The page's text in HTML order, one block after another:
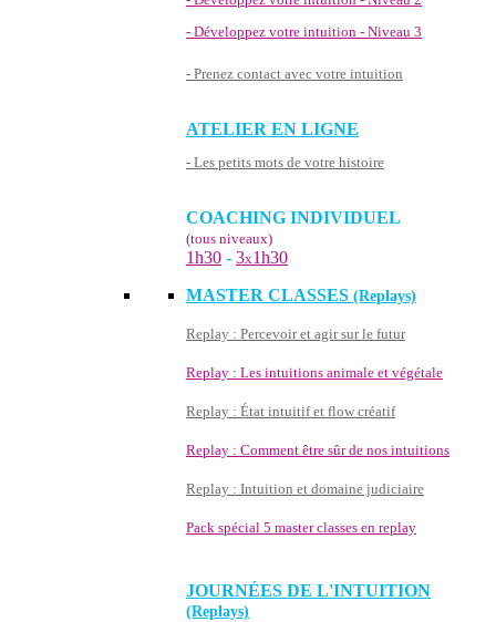
- Développez votre intuition - Niveau 3
- Prenez contact avec votre intuition
ATELIER EN LIGNE
- Les petits mots de votre histoire
COACHING INDIVIDUEL
(tous niveaux)
1h30 - 3x1h30
MASTER CLASSES (Replays)
Replay : Percevoir et agir sur le futur
Replay : Les intuitions animale et végétale
Replay : État intuitif et flow créatif
Replay : Comment être sûr de nos intuitions
Replay : Intuition et domaine judiciaire
Pack spécial 5 master classes en replay
JOURNÉES DE L'INTUITION
(Replays)